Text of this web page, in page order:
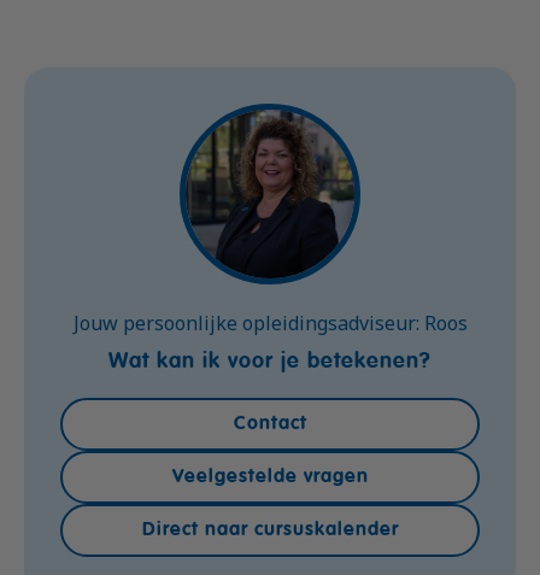
Jouw persoonlijke opleidingsadviseur: Roos
Wat kan ik voor je betekenen?
Contact
Veelgestelde vragen
Direct naar cursuskalender